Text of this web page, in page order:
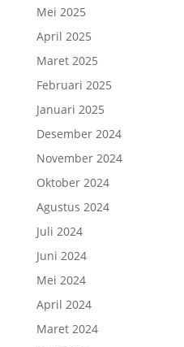
Mei 2025
April 2025
Maret 2025
Februari 2025
Januari 2025
Desember 2024
November 2024
Oktober 2024
Agustus 2024
Juli 2024
Juni 2024
Mei 2024
April 2024
Maret 2024